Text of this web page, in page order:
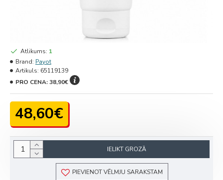
48,60€
Atlikums: 1
Brand: Payot
Artikuls: 65119139
PRO CENA:38,90€
IELIKT GROZĀ
PIEVIENOT VĒLMJU SARAKSTAM